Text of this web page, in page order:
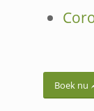
Boek nu